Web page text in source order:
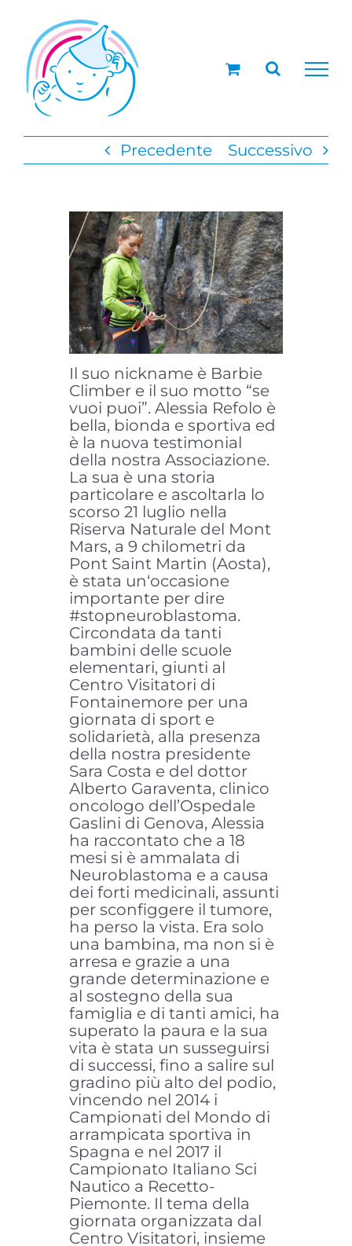
contenuto
Precedente Successivo
Il suo nickname è Barbie
Climber e il suo motto “se
vuoi puoi”. Alessia Refolo è
bella, bionda e sportiva ed
è la nuova testimonial
della nostra Associazione.
La sua è una storia
particolare e ascoltarla lo
scorso 21 luglio nella
Riserva Naturale del Mont
Mars, a 9 chilometri da
Pont Saint Martin (Aosta),
è stata un‘occasione
importante per dire
#stopneuroblastoma.
Circondata da tanti
bambini delle scuole
elementari, giunti al
Centro Visitatori di
Fontainemore per una
giornata di sport e
solidarietà, alla presenza
della nostra presidente
Sara Costa e del dottor
Alberto Garaventa, clinico
oncologo dell’Ospedale
Gaslini di Genova, Alessia
ha raccontato che a 18
mesi si è ammalata di
Neuroblastoma e a causa
dei forti medicinali, assunti
per sconfiggere il tumore,
ha perso la vista. Era solo
una bambina, ma non si è
arresa e grazie a una
grande determinazione e
al sostegno della sua
famiglia e di tanti amici, ha
superato la paura e la sua
vita è stata un susseguirsi
di successi, fino a salire sul
gradino più alto del podio,
vincendo nel 2014 i
Campionati del Mondo di
arrampicata sportiva in
Spagna e nel 2017 il
Campionato Italiano Sci
Nautico a Recetto-
Piemonte. Il tema della
giornata organizzata dal
Centro Visitatori, insieme